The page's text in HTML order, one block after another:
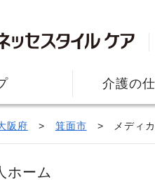
介護の
阪府 箕面市 メディ
ホーム